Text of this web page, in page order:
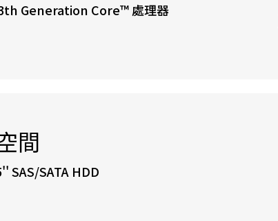
Generation Core™ 處理器
間
SAS/SATA HDD